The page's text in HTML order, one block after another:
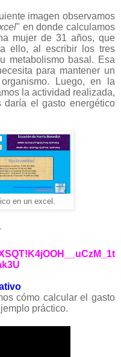
imagen observamos
" en donde calculamos
mujer de 31 años, que
ello, al escribir los tres
metabolismo basal. Esa
para mantener un
Luego, en la
la actividad realizada,
el gasto energético
en un excel.
cómo calcular el gasto
práctico.